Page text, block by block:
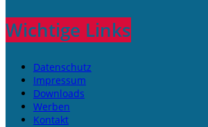
Wichtige Links
Datenschutz
Impressum
Downloads
Werben
Kontakt